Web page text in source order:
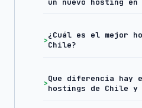
un nuevo hosting en
¿Cuál es el mejor
Chile?
Que diferencia hay
hostings de Chile y